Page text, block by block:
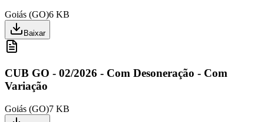
Goiás (GO)6 KB
Baixar
CUB GO - 02/2026 - Com Desoneração - Com
Variação
Goiás (GO)7 KB